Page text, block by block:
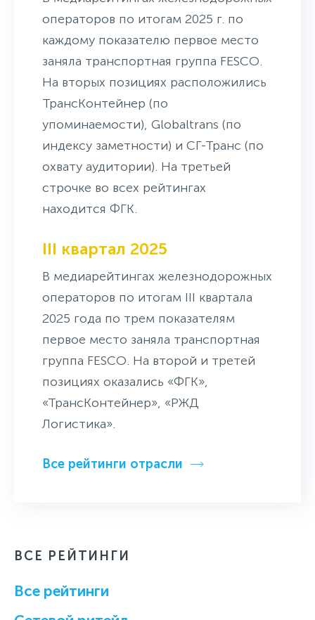
операторов по итогам 2025 г. по
каждому показателю первое место
заняла транспортная группа FESCO.
На вторых позициях расположились
ТрансКонтейнер (по
упоминаемости), Globaltrans (по
индексу заметности) и СГ-Транс (по
охвату аудитории). На третьей
строчке во всех рейтингах
находится ФГК.
III квартал 2025
В медиарейтингах железнодорожных
операторов по итогам III квартала
2025 года по трем показателям
первое место заняла транспортная
группа FESCO. На второй и третей
позициях оказались «ФГК»,
«ТрансКонтейнер», «РЖД
Логистика».
Все рейтинги отрасли
ВСЕ РЕЙТИНГИ
Все рейтинги